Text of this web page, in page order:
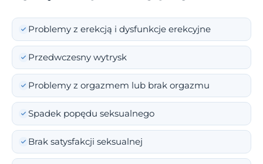
Problemy z erekcją i dysfunkcje erekcyjne
Przedwczesny wytrysk
Problemy z orgazmem lub brak orgazmu
Spadek popędu seksualnego
Brak satysfakcji seksualnej